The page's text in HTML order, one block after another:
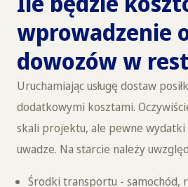
wprowadzenie
dowozów w
Uruchamiając usługę dostaw
dodatkowymi kosztami.
skali projektu, ale pewne
uwadze. Na starcie należy
Środki transportu - samochód,